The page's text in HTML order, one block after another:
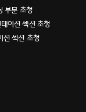
부문 초청
이션 섹션 초청
션 섹션 초청